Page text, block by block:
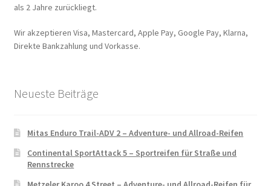
als 2 Jahre zurückliegt.
Wir akzeptieren Visa, Mastercard, Apple Pay, Google Pay, Klarna,
Direkte Bankzahlung und Vorkasse.
Neueste Beiträge
Mitas Enduro Trail-ADV 2 – Adventure- und Allroad-Reifen
Continental SportAttack 5 – Sportreifen für Straße und
Rennstrecke